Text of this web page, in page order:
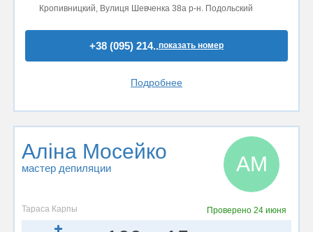
Кропивницкий, Вулиця Шевченка 38а р-н. Подольский
+38 (095) 214..показать номер
Подробнее
Аліна Мосейко
мастер депиляции АМ
Тараса Карпы Проверено 24 июня